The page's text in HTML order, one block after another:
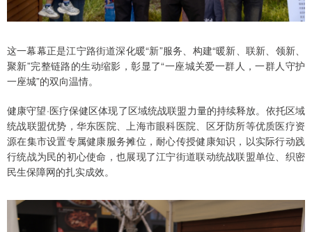
这一幕幕正是江宁路街道深化暖“新”服务、构建“暖新、联新、领新、
聚新”完整链路的生动缩影，彰显了“一座城关爱一群人，一群人守护
一座城”的双向温情。
健康守望·医疗保健区体现了区域统战联盟力量的持续释放。依托区域
统战联盟优势，华东医院、上海市眼科医院、区牙防所等优质医疗资
源在集市设置专属健康服务摊位，耐心传授健康知识，以实际行动践
行统战为民的初心使命，也展现了江宁街道联动统战联盟单位、织密
民生保障网的扎实成效。